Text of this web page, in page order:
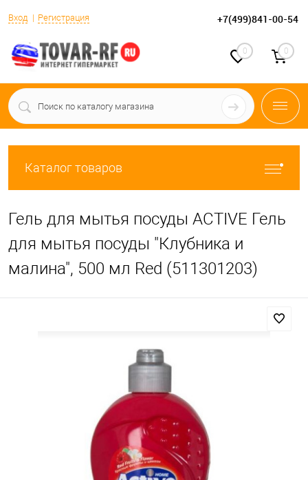
Вход Регистрация +7(499)841-00-54
0 0
Каталог товаров
Гель для мытья посуды ACTIVE Гель
для мытья посуды "Клубника и
малина", 500 мл Red (511301203)